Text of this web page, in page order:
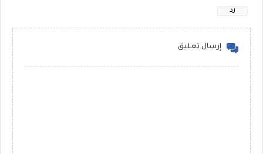
رد
إرسال تعليق